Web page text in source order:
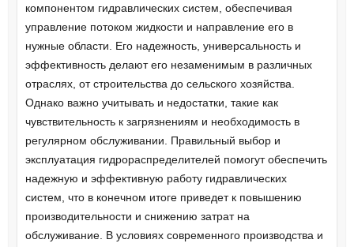
компонентом гидравлических систем, обеспечивая
управление потоком жидкости и направление его в
нужные области. Его надежность, универсальность и
эффективность делают его незаменимым в различных
отраслях, от строительства до сельского хозяйства.
Однако важно учитывать и недостатки, такие как
чувствительность к загрязнениям и необходимость в
регулярном обслуживании. Правильный выбор и
эксплуатация гидрораспределителей помогут обеспечить
надежную и эффективную работу гидравлических
систем, что в конечном итоге приведет к повышению
производительности и снижению затрат на
обслуживание. В условиях современного производства и